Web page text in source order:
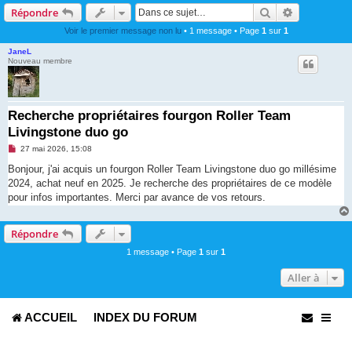
Répondre Rechercher
Voir le premier message non lu• 1 message • Page 1sur 1
JaneL
Nouveau membre
Recherche propriétaires fourgon Roller Team
Livingstone duo go
M
s
a
g
e
o
n
l
27 mai 2026, 15:08
Bonjour, j'ai acquis un fourgon Roller Team Livingstone duo go millésime
2024, achat neuf en 2025. Je recherche des propriétaires de ce modèle
pour infos importantes. Merci par avance de vos retours.
Répondre
1 message • Page 1 sur 1
Aller à
ACCUEIL INDEX DU FORUM